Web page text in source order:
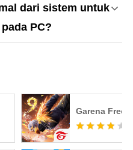
dari sistem untuk
PC?
Garena Free